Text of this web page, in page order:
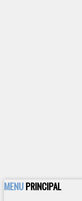
MENUPRINCIPAL